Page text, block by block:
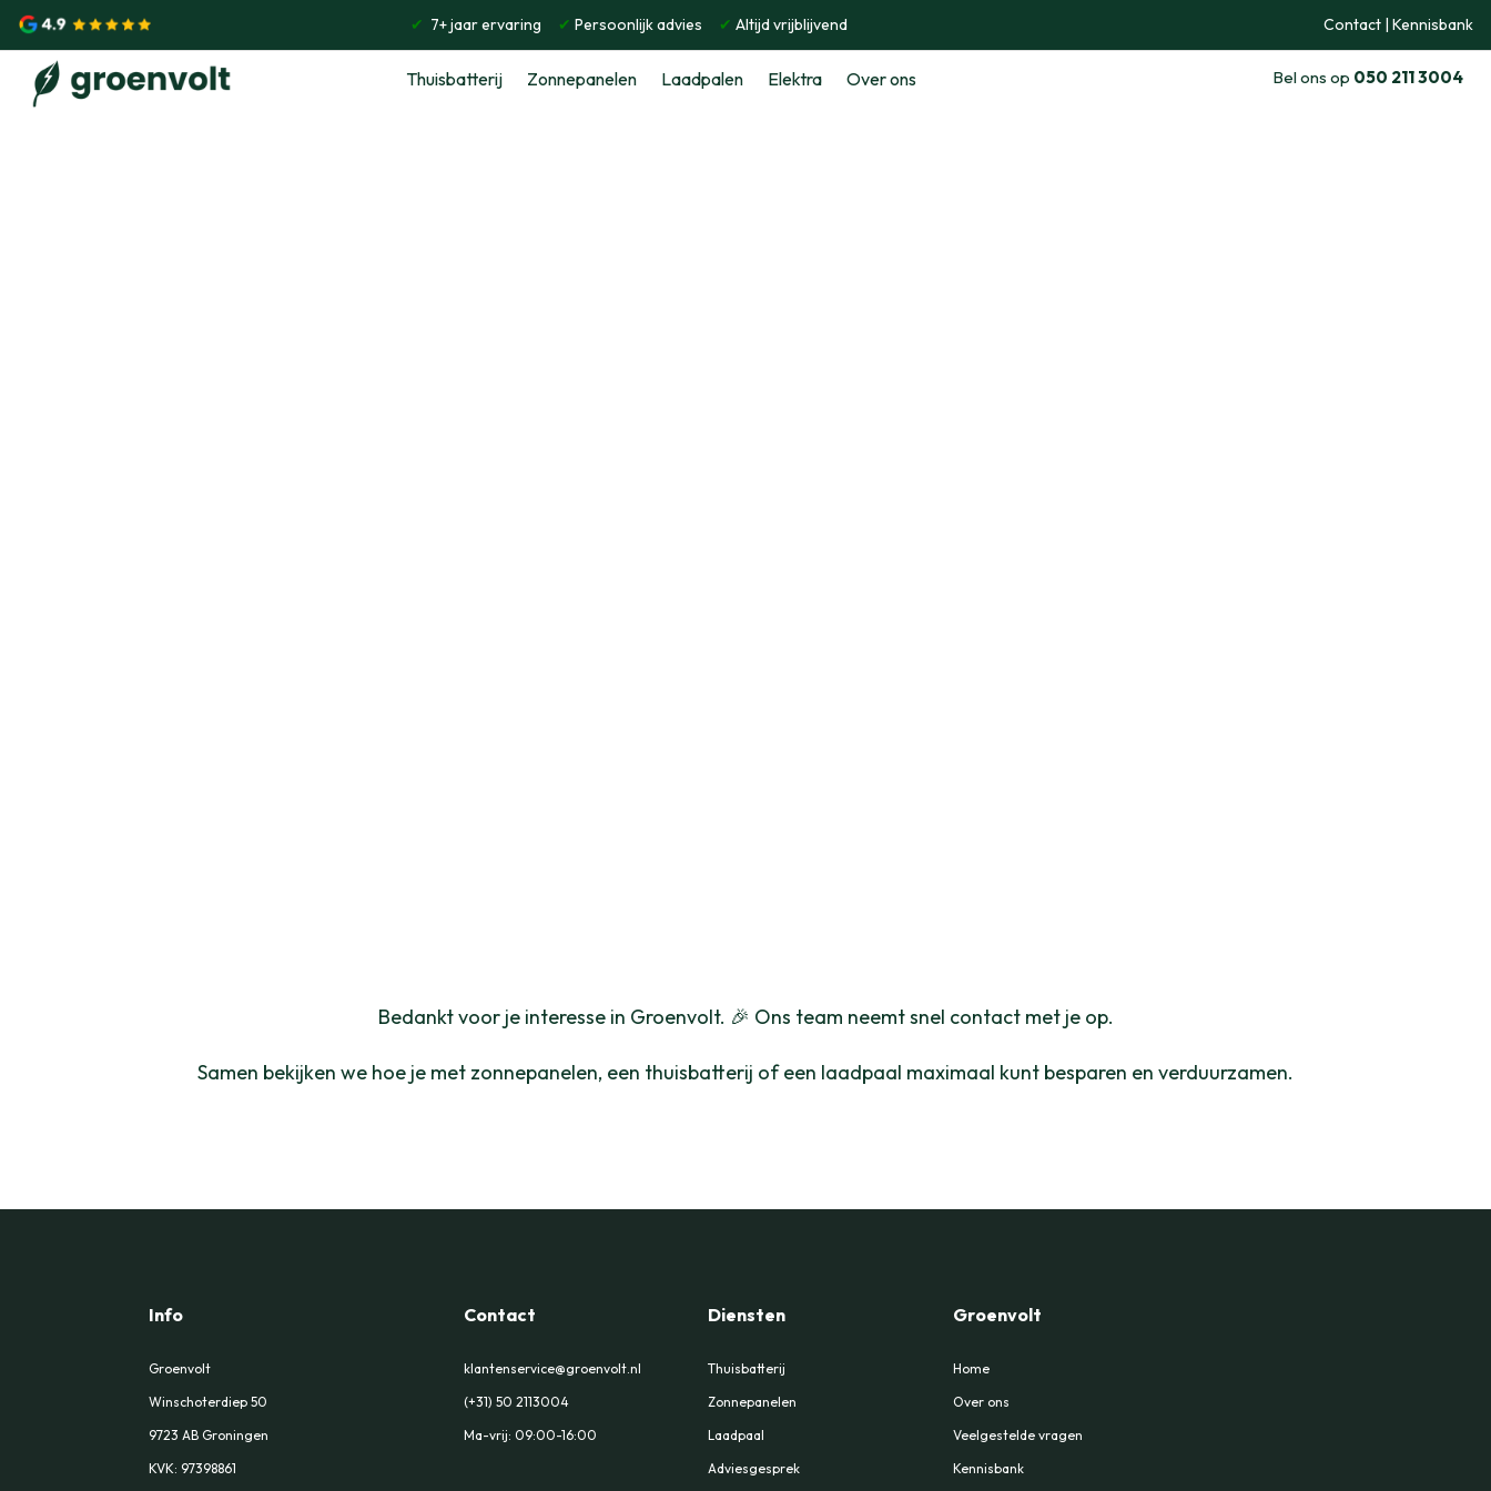
✔ 7+ jaar ervaring ✔ Persoonlijk advies ✔ Altijd vrijblijvend Contact | Kennisbank
Thuisbatterij Zonnepanelen Laadpalen Elektra Over ons Bel ons op 050 211 3004
Bedankt voor je interesse in Groenvolt. 🎉 Ons team neemt snel contact met je op.
Samen bekijken we hoe je met zonnepanelen, een thuisbatterij of een laadpaal maximaal kunt besparen en verduurzamen.
Info
Groenvolt
Winschoterdiep 50
9723 AB Groningen
KVK: 97398861
Contact
klantenservice@groenvolt.nl
(+31) 50 2113004
Ma-vrij: 09:00-16:00
Diensten
Thuisbatterij
Zonnepanelen
Laadpaal
Adviesgesprek
Groenvolt
Home
Over ons
Veelgestelde vragen
Kennisbank